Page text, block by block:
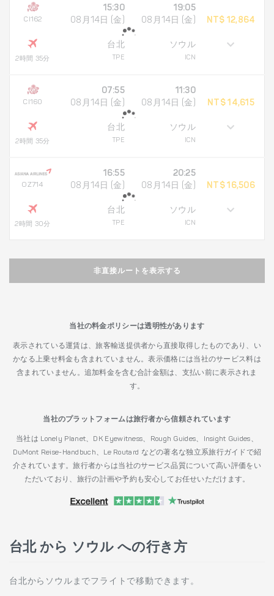
CI162
2時間 35分
15:30
08月14日 (金)
台北
TPE
19:05
08月14日 (金)
ソウル
ICN
NT$ 12,864
CI160
2時間 35分
07:55
08月14日 (金)
台北
TPE
11:30
08月14日 (金)
ソウル
ICN
NT$ 14,615
OZ714
2時間 30分
16:55
08月14日 (金)
台北
TPE
20:25
08月14日 (金)
ソウル
ICN
NT$ 16,506
非直接ルートを表示する
当社の料金ポリシーは透明性があります
表示されている運賃は、旅客輸送提供者から直接取得したものであり、い
かなる上乗せ料金も含まれていません。表示価格には当社のサービス料は
含まれていません。追加料金を含む合計金額は、支払い前に表示されま
す。
当社のプラットフォームは旅行者から信頼されています
当社は Lonely Planet、DK Eyewitness、Rough Guides、Insight Guides、
DuMont Reise-Handbuch、Le Routard などの著名な独立系旅行ガイドで紹
介されています。旅行者からは当社のサービス品質について高い評価をい
ただいており、旅行の計画や予約も安心してお任せいただけます。
台北 から ソウル への行き方
台北からソウルまでフライトで移動できます。